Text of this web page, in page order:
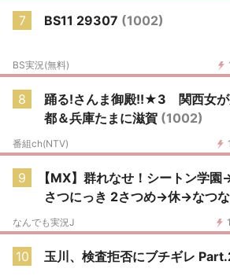
7 BS11 29307 (1002)
BS実況(無料)
8
踊る!さんま御殿!!★3 関西女が
都＆兵庫たまに滋賀 (1002)
番組ch(NTV)
9
【MX】群れなせ！シートン学
さつにっき 2さつめ→休→なつ
なんでも実況J
10 玉川、検査拒否にブチギレ